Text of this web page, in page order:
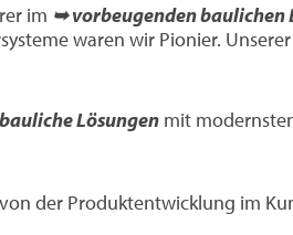
im ➥ vorbeugenden baulichen
waren wir Pionier.
Lösungen mit
der Produktentwicklung im